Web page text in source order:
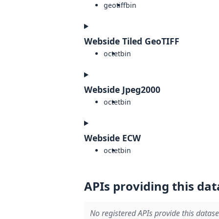
geotiffbin
Webside Tiled GeoTIFF
octetbin
Webside Jpeg2000
octetbin
Webside ECW
octetbin
APIs providing this
No registered APIs provide this